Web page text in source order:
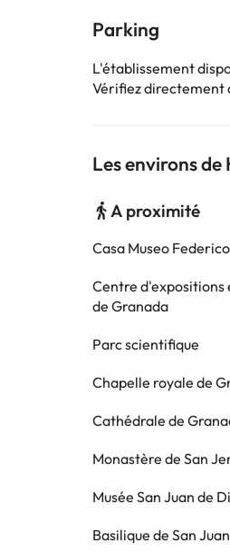
Parking
L'établissement
Vérifiez directement
Les environs
A proximité
Casa Museo
Centre d'expositions
de Granada
Parc scientifique
Chapelle royale de
Cathédrale de
Monastère de San
Musée San Juan de
Basilique de San